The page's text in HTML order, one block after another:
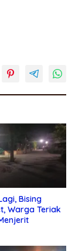
Bising
Warga Teriak